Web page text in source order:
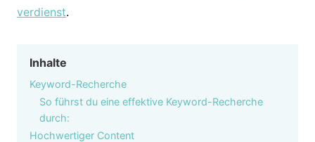
verdienst.
Inhalte
Keyword-Recherche
So führst du eine effektive Keyword-Recherche
durch:
Hochwertiger Content